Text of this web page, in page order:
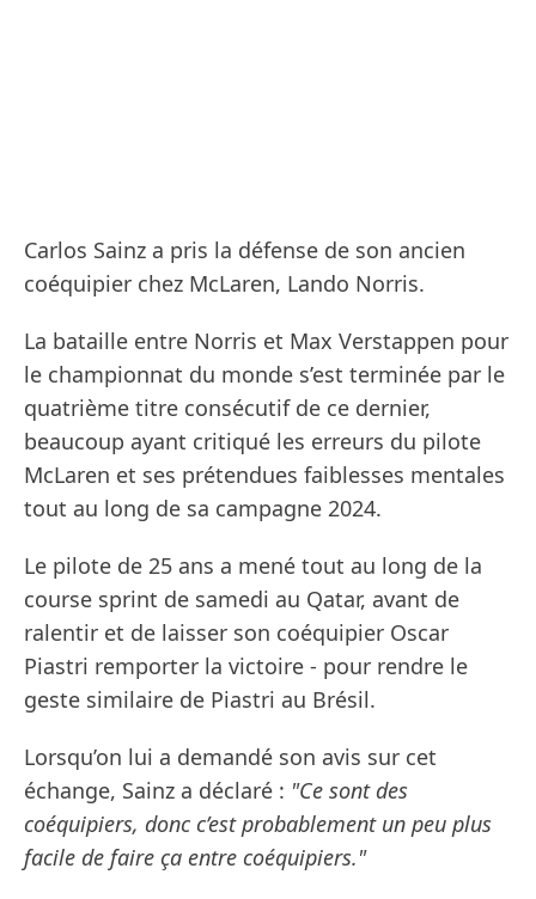
Carlos Sainz a pris la défense de son ancien
coéquipier chez McLaren, Lando Norris.
La bataille entre Norris et Max Verstappen pour
le championnat du monde s’est terminée par le
quatrième titre consécutif de ce dernier,
beaucoup ayant critiqué les erreurs du pilote
McLaren et ses prétendues faiblesses mentales
tout au long de sa campagne 2024.
Le pilote de 25 ans a mené tout au long de la
course sprint de samedi au Qatar, avant de
ralentir et de laisser son coéquipier Oscar
Piastri remporter la victoire - pour rendre le
geste similaire de Piastri au Brésil.
Lorsqu’on lui a demandé son avis sur cet
échange, Sainz a déclaré : "Ce sont des
coéquipiers, donc c’est probablement un peu plus
facile de faire ça entre coéquipiers."